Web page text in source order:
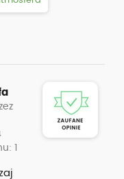
1